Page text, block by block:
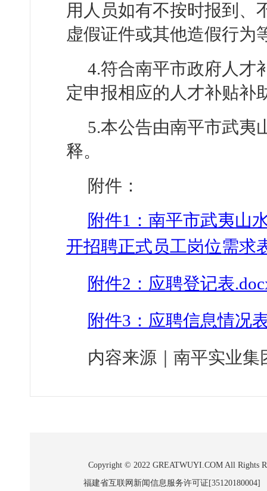
用人员如有不按时报到、
虚假证件或其他造假行为
4.符合南平市政府人才
定申报相应的人才补贴补
5.本公告由南平市武夷
释。
附件：
附件1：南平市武夷山
开招聘正式员工岗位需求
附件2：应聘登记表
附件3：应聘信息情况
内容来源｜南平实业集
Copyright © 2022 GREATWUYI.COM All Rights
福建省互联网新闻信息服务许可证